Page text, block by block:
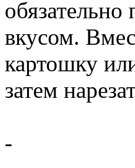
вкусом.
картошку
затем
-